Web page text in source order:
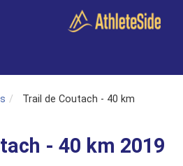
Trail de Coutach - 40 km
- 40 km 2019